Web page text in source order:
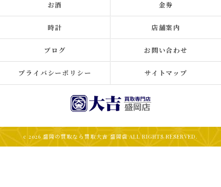
お酒 金券
時計 店舗案内
ブログ お問い合わせ
プライバシーポリシー サイトマップ
c 2026 盛岡の買取なら買取大吉 盛岡店 ALL RIGHTS RESERVED.